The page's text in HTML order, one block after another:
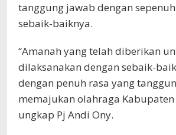
tanggung jawab dengan
sebaik-baiknya.
“Amanah yang telah diberikan
dilaksanakan dengan sebaik-
dengan penuh rasa yang
memajukan olahraga Kabupaten
ungkap Pj Andi Ony.